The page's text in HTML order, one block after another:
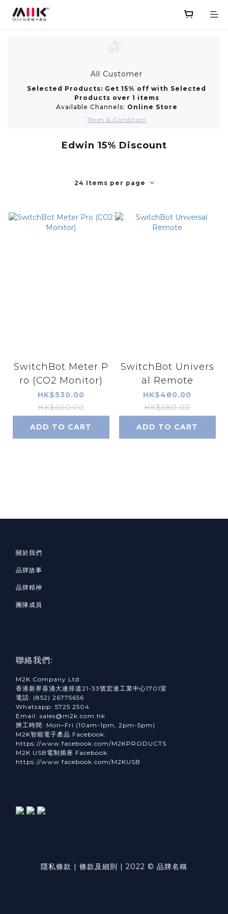
All Customer
Selected Products: Get 15% off with Selected
Products over 1 items
Available Channels: Online Store
Term & Condition
Edwin 15% Discount
24 Items per page
SwitchBot Meter P
ro (CO2 Monitor)
HK$530.00
HK$600.00
ADD TO CART
SwitchBot Univers
al Remote
HK$480.00
HK$680.00
ADD TO CART
關於我們
品牌故事
品牌精神
團隊成員
聯絡我們:
M2K Company Ltd.
香港新界葵涌大連排道21-33號宏達工業中心1701室
電話: (852) 26775656
Whatsapp: 5725 2504
Email: sales@m2k.com.hk
辨工時間: Mon–Fri (10am-1pm, 2pm-5pm)
M2K智能電子產品 Facebook:
https://www.facebook.com/M2KPRODUCTS
M2K USB電制插座 Facebook:
https://www.facebook.com/M2KUSB
隱私條款 | 條款及細則 | 2022 © 品牌名稱